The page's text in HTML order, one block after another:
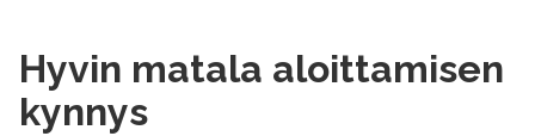
Hyvin matala aloittamisen
kynnys